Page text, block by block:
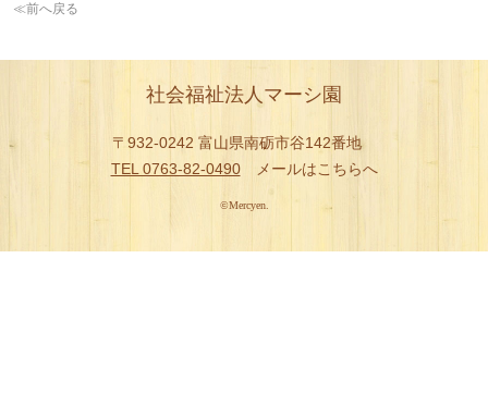
お問い合わせ
商品のご紹介
≪前へ戻る
社会福祉法人マーシ園
〒932-0242 富山県南砺市谷142番地
TEL 0763-82-0490
メールはこちらへ
©Mercyen.